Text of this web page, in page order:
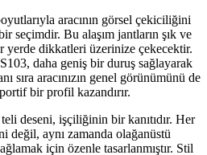
aracının görsel çekiciliğini
seçimdir. Bu alaşım jantların şık ve
yerde dikkatleri üzerinize çekecektir.
daha geniş bir duruş sağlayarak
sıra aracınızın genel görünümünü de
bir profil kazandırır.
deseni, işçiliğinin bir kanıtıdır. Her
değil, aynı zamanda olağanüstü
için özenle tasarlanmıştır. Stil